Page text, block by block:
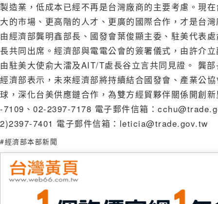
製造業，低成本已經不再是台灣廠商的主要考慮。現
大的市場、更高階的人才、更廣的國際合作，才是台
由經濟部龔明鑫部長、國發會葉俊顯主委、駐美代表
長共同出席。經濟部與電電公會的簽署儀式，由許介
由駐美大使俞大㵢及AIT/T處長谷立言共同見證。 龔
經濟部表示，未來經濟部將持續結合國發會、產業公
球，深化台美供應鏈合作，為雙方經貿夥伴關係開創
-7109、02-2397-7178 電子郵件信箱：
2)2397-7401 電子郵件信箱：leticia@trade.gov.tw
#經濟部本部新聞